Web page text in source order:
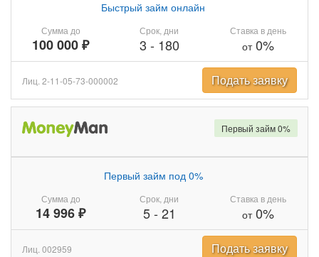
Сумма до
100 000 ₽
Быстрый займ онлайн
Срок, дни
3 - 180
Ставка в день
от0%
Лиц. 2-11-05-73-000002 Подать заявку
Сумма до
14 996 ₽
Первый займ под 0%
Срок, дни
5- 21
Ставка в день
от0%
Первый займ 0%
Лиц. 002959 Подать заявку